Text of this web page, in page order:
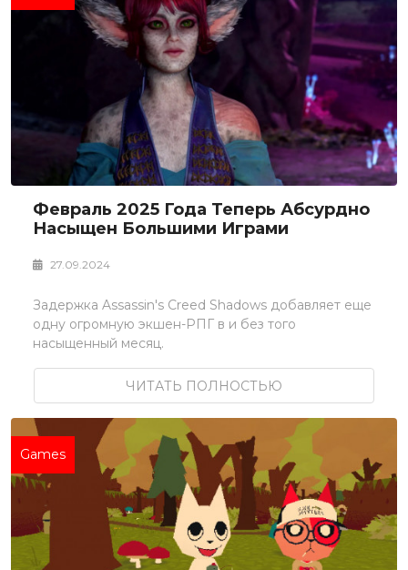
Февраль 2025 Года Теперь Абсурдно
Насыщен Большими Играми
27.09.2024
Задержка Assassin's Creed Shadows добавляет еще
одну огромную экшен-РПГ в и без того
насыщенный месяц.
ЧИТАТЬ ПОЛНОСТЬЮ
Games